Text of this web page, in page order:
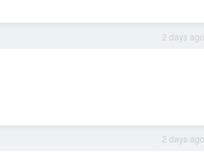
2 days ago
2 days ago